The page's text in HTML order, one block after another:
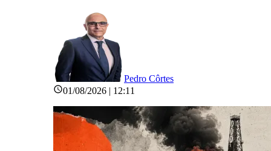
Pedro Côrtes
01/08/2026 | 12:11